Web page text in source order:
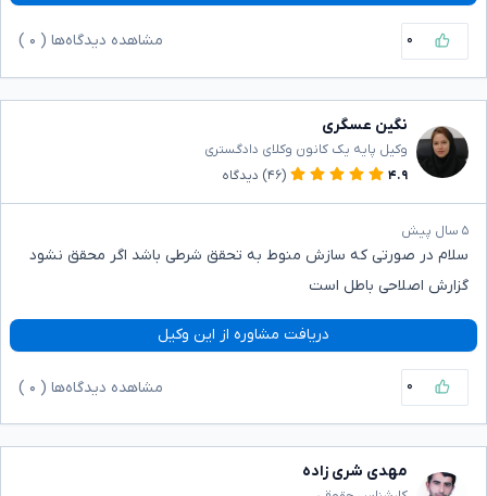
۰ مشاهده دیدگاه‌ها ( ۰
نگین عسگری
وکیل پایه یک کانون وکلای دادگستری
۴.۹
(۴۶) دیدگاه
۵ سال پیش
سلام در صورتی که سازش منوط به تحقق شرطی باشد اگر محقق نشود
گزارش اصلاحی باطل است
دریافت مشاوره از این وکیل
۰ مشاهده دیدگاه‌ها ( ۰
مهدی شری زاده